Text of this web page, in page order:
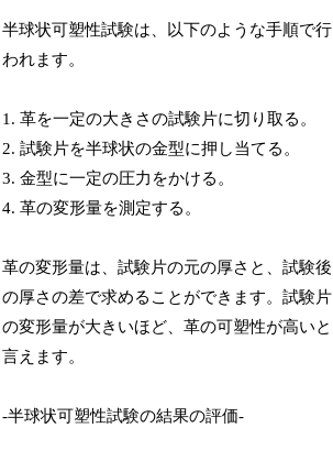
半球状可塑性試験は、以下のような手順で行
われます。
1. 革を一定の大きさの試験片に切り取る。
2. 試験片を半球状の金型に押し当てる。
3. 金型に一定の圧力をかける。
4. 革の変形量を測定する。
革の変形量は、試験片の元の厚さと、試験後
の厚さの差で求めることができます。試験片
の変形量が大きいほど、革の可塑性が高いと
言えます。
-半球状可塑性試験の結果の評価-